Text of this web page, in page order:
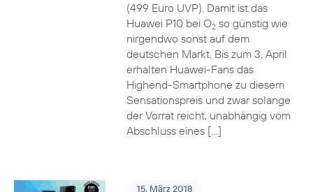
(499 Euro UVP). Damit ist das
Huawei P10 bei O2so günstig wie
nirgendwo sonst auf dem
deutschen Markt. Bis zum 3. April
erhalten Huawei-Fans das
Highend-Smartphone zu diesem
Sensationspreis und zwar solange
der Vorrat reicht, unabhängig vom
Abschluss eines […]
15. März 2018